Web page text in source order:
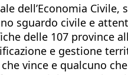
dell’Economia Civile,
sguardo civile e
delle 107 province
e gestione
vince e qualcuno